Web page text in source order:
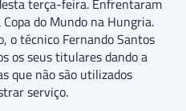
terça-feira. Enfrentaram
do Mundo na Hungria.
o técnico Fernando Santos
os seus titulares dando a
que não são utilizados
serviço.